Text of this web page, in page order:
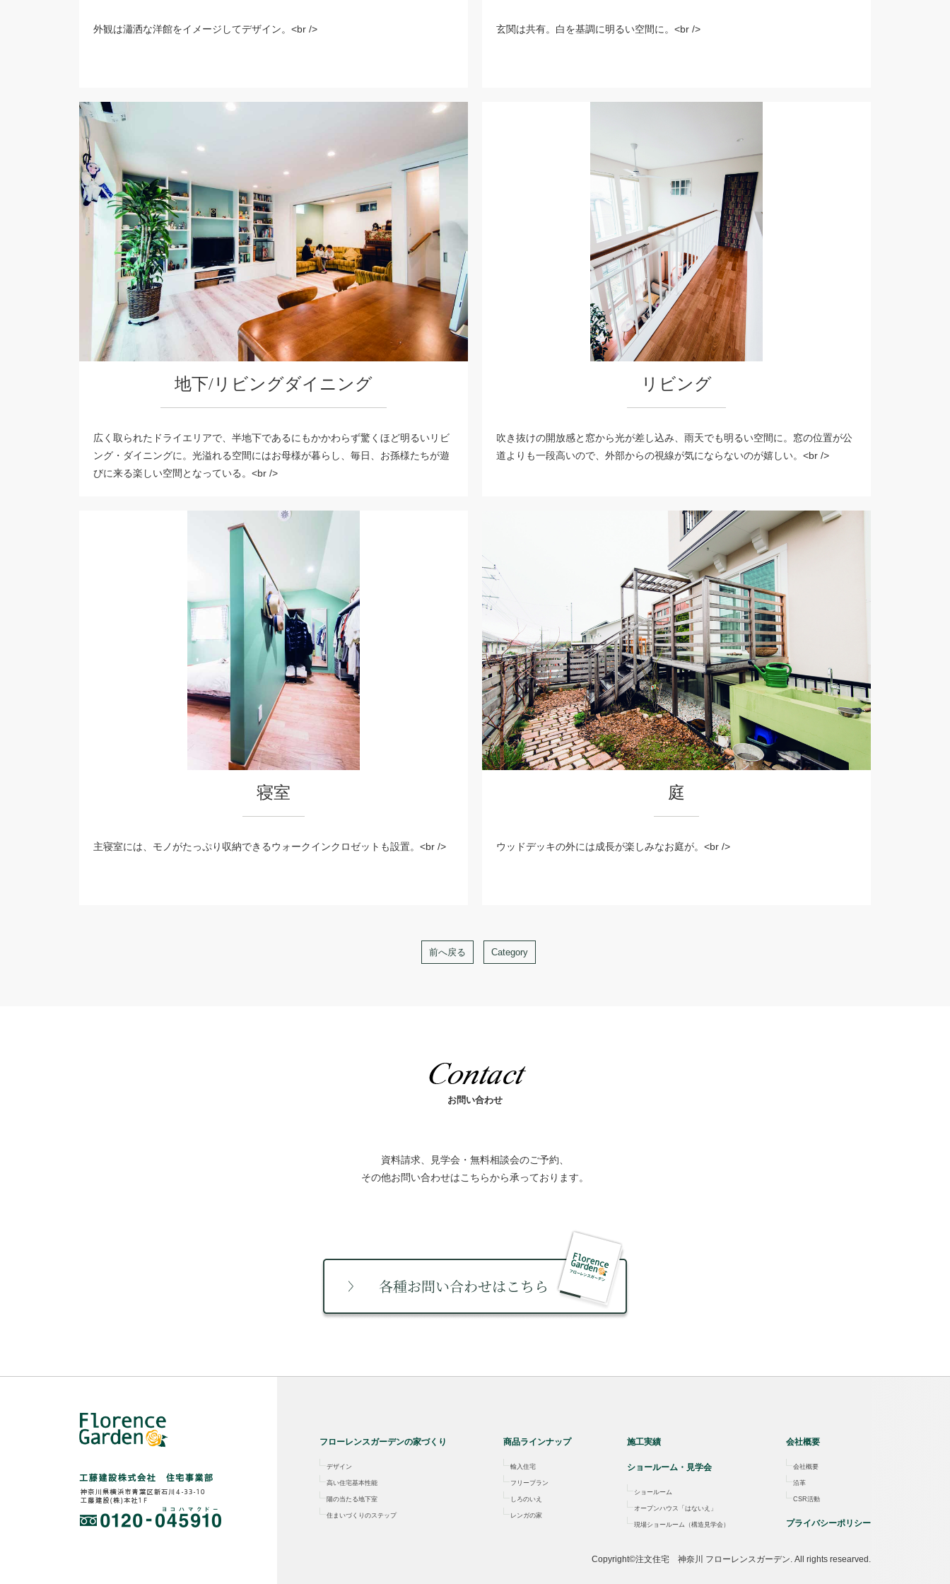
外観は瀟洒な洋館をイメージしてデザイン。<br /> 玄関は共有。白を基調に明るい空間に。<br />
地下/リビングダイニング
広く取られたドライエリアで、半地下であるにもかかわらず驚くほど明るいリビ
ング・ダイニングに。光溢れる空間にはお母様が暮らし、毎日、お孫様たちが遊
びに来る楽しい空間となっている。<br />
リビング
吹き抜けの開放感と窓から光が差し込み、雨天でも明るい空間に。窓の位置が公
道よりも一段高いので、外部からの視線が気にならないのが嬉しい。<br />
寝室
主寝室には、モノがたっぷり収納できるウォークインクロゼットも設置。<br />
庭
ウッドデッキの外には成長が楽しみなお庭が。<br />
前へ戻る Category
お問い合わせ
資料請求、見学会・無料相談会のご予約、
その他お問い合わせはこちらから承っております。
フローレンスガーデンの家づくり
デザイン
高い住宅基本性能
陽の当たる地下室
住まいづくりのステップ
商品ラインナップ
輸入住宅
フリープラン
しろのいえ
レンガの家
施工実績
ショールーム・見学会
ショールーム
オープンハウス「はないえ」
現場ショールーム（構造見学会）
会社概要
会社概要
沿革
CSR活動
プライバシーポリシー
Copyright©注文住宅 神奈川 フローレンスガーデン. All rights researved.